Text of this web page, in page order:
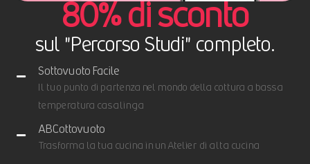
80% di sconto
sul "Percorso Studi" completo.
Sottovuoto Facile
Il tuo punto di partenza nel mondo della cottura a bassa
temperatura casalinga
ABCottovuoto
Trasforma la tua cucina in un Atelier di alta cucina